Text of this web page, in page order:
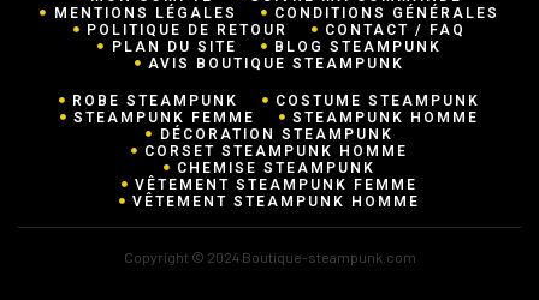
MENTIONS LÉGALES CONDITIONS GÉNÉRALES
POLITIQUE DE RETOUR CONTACT / FAQ
PLAN DU SITE BLOG STEAMPUNK
AVIS BOUTIQUE STEAMPUNK
ROBE STEAMPUNK
COSTUME STEAMPUNK
STEAMPUNK FEMME STEAMPUNK HOMME
DÉCORATION STEAMPUNK
CORSET STEAMPUNK HOMME
CHEMISE STEAMPUNK
VÊTEMENT STEAMPUNK FEMME
VÊTEMENT STEAMPUNK HOMME
Copyright © 2024 Boutique-steampunk.com